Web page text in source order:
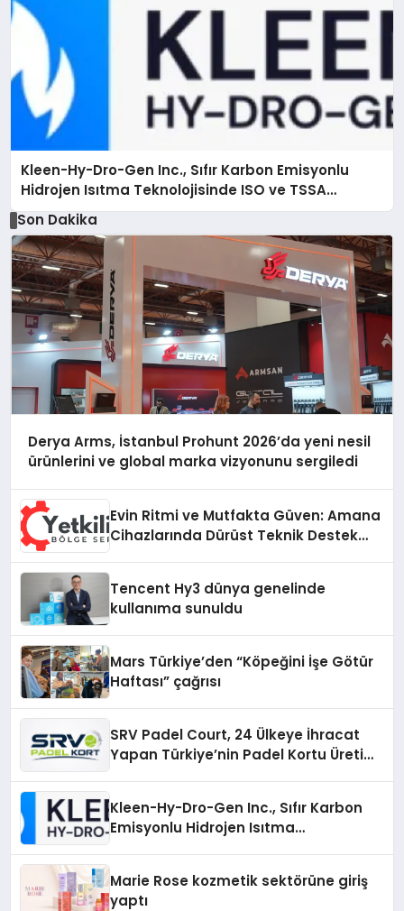
Kleen-Hy-Dro-Gen Inc., Sıfır Karbon Emisyonlu
Hidrojen Isıtma Teknolojisinde ISO ve TSSA
Düzenleyici Onaylarını Aldı
Son Dakika
Derya Arms, İstanbul Prohunt 2026’da yeni nesil
ürünlerini ve global marka vizyonunu sergiledi
Evin Ritmi ve Mutfakta Güven: Amana
Cihazlarında Dürüst Teknik Destek
Tencent Hy3 dünya genelinde
kullanıma sunuldu
Mars Türkiye’den “Köpeğini İşe Götür
Haftası” çağrısı
SRV Padel Court, 24 Ülkeye İhracat
Yapan Türkiye’nin Padel Kortu Üretim
Kleen-Hy-Dro-Gen Inc., Sıfır Karbon
Emisyonlu Hidrojen Isıtma
Marie Rose kozmetik sektörüne giriş
yaptı